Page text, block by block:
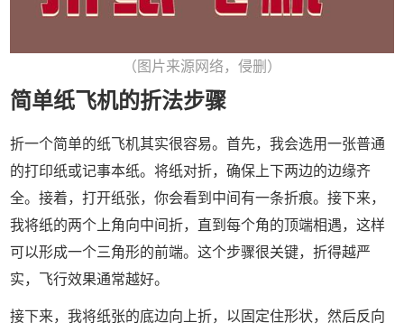
（图片来源网络，侵删）
简单纸飞机的折法步骤
折一个简单的纸飞机其实很容易。首先，我会选用一张普通
的打印纸或记事本纸。将纸对折，确保上下两边的边缘齐
全。接着，打开纸张，你会看到中间有一条折痕。接下来，
我将纸的两个上角向中间折，直到每个角的顶端相遇，这样
可以形成一个三角形的前端。这个步骤很关键，折得越严
实，飞行效果通常越好。
接下来，我将纸张的底边向上折，以固定住形状，然后反向